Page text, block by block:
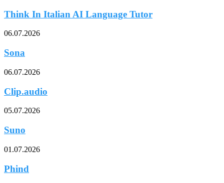
Think In Italian AI Language Tutor
06.07.2026
Sona
06.07.2026
Clip.audio
05.07.2026
Suno
01.07.2026
Phind